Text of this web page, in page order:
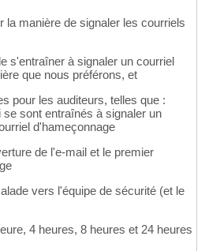
la manière de signaler les courriels
s'entraîner à signaler un courriel
que nous préférons, et
pour les auditeurs, telles que :
sont entraînés à signaler un
d'hameçonnage
de l'e-mail et le premier
vers l'équipe de sécurité (et le
4 heures, 8 heures et 24 heures